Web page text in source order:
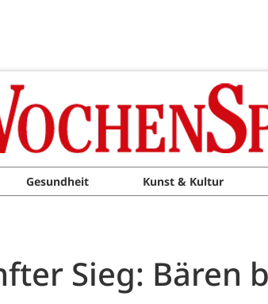
Gesundheit Kunst & Kultur
Sieg: Bären